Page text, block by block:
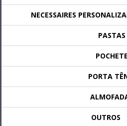
NECESSAIRES
PASTAS
POCHETE
PORTA
OUTROS